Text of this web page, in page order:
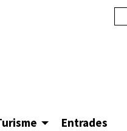
Entrades